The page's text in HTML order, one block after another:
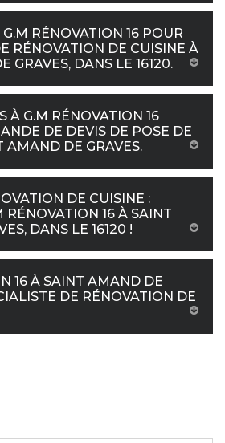
RÉNOVATION 16 POUR
RÉNOVATION DE CUISINE À
GRAVES, DANS LE 16120.
À G.M RÉNOVATION 16
DE DEVIS DE POSE DE
AMAND DE GRAVES.
DE CUISINE :
RÉNOVATION 16 À SAINT
DANS LE 16120 !
16 À SAINT AMAND DE
DE RÉNOVATION DE